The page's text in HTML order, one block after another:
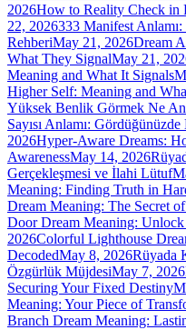
2026How to Reality Check in
22, 2026333 Manifest
RehberiMay 21, 2026Dream
What They SignalMay 21,
Meaning and What It Signals
Higher Self: Meaning and
Yüksek Benlik Görmek Ne
Sayısı Anlamı: Gördüğünüzde
2026Hyper-Aware Dreams:
AwarenessMay 14, 2026
Gerçekleşmesi ve İlahi Lütuf
Meaning: Finding Truth in
Dream Meaning: The Secret
Door Dream Meaning:
2026Colorful Lighthouse
DecodedMay 8, 2026Rüyada
Özgürlük MüjdesiMay 7, 2026
Securing Your Fixed Destiny
Meaning: Your Piece of
Branch Dream Meaning: